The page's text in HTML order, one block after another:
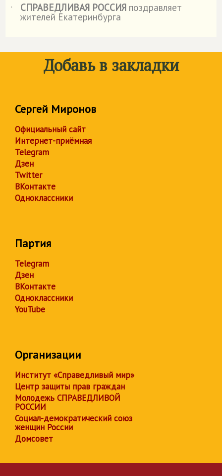
˙
СПРАВЕДЛИВАЯ РОССИЯ поздравляет
жителей Екатеринбурга
Добавь в закладки
Сергей Миронов
Официальный сайт
Интернет-приёмная
Telegram
Дзен
Twitter
ВКонтакте
Одноклассники
Партия
Telegram
Дзен
ВКонтакте
Одноклассники
YouTube
Организации
Институт «Справедливый мир»
Центр защиты прав граждан
Молодежь СПРАВЕДЛИВОЙ
РОССИИ
Социал-демократический союз
женщин России
Домсовет